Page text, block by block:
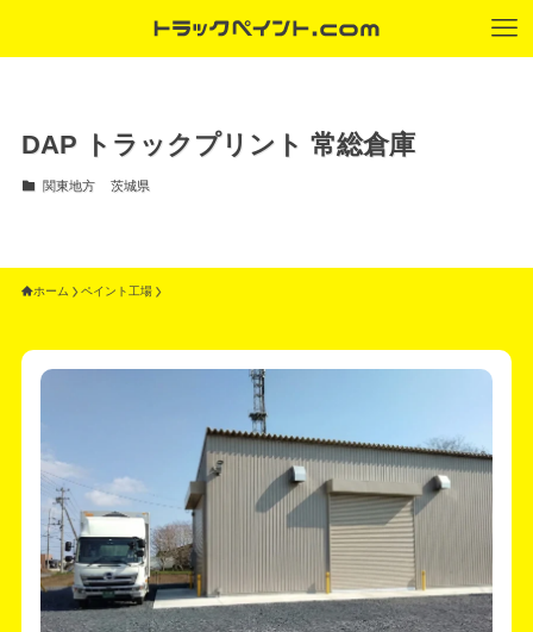
DAP トラックプリント 常総倉庫
関東地方 茨城県
ホーム ペイント工場